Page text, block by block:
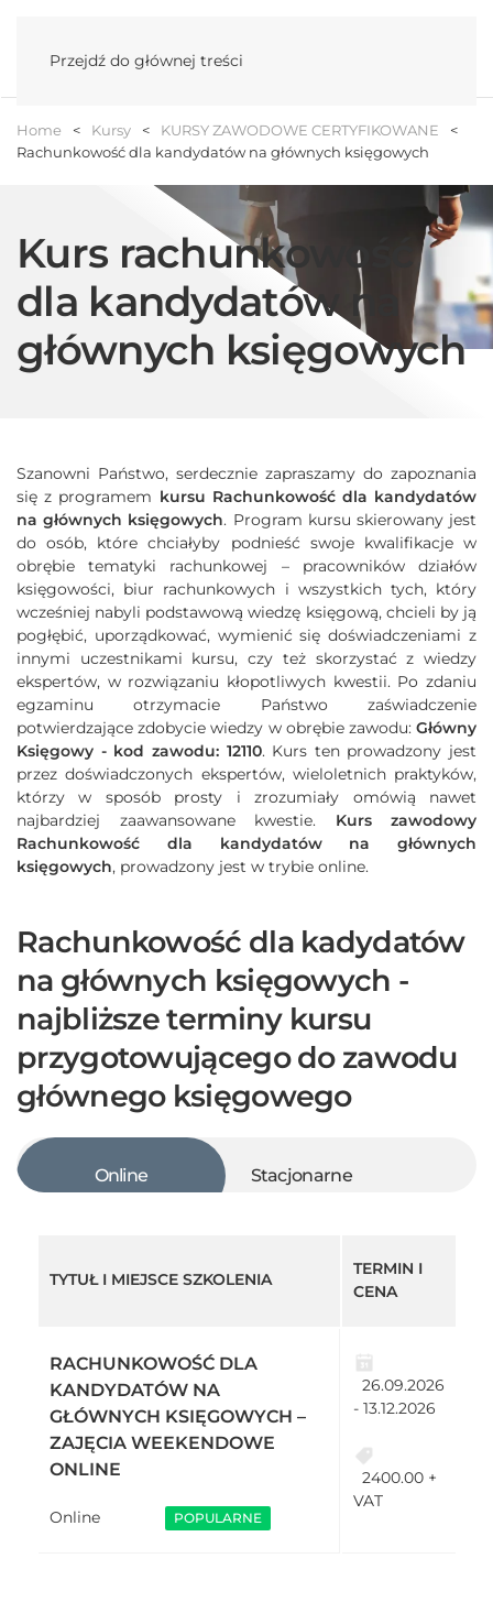
Przejdź do głównej treści
Home Kursy
KURSY ZAWODOWE CERTYFIKOWANE
Rachunkowość dla kandydatów na głównych księgowych
Kurs rachunkowość
dla kandydatów na
głównych księgowych
Szanowni Państwo, serdecznie zapraszamy do zapoznania
się z programem kursu Rachunkowość dla kandydatów
na głównych księgowych. Program kursu skierowany jest
do osób, które chciałyby podnieść swoje kwalifikacje w
obrębie tematyki rachunkowej – pracowników działów
księgowości, biur rachunkowych i wszystkich tych, który
wcześniej nabyli podstawową wiedzę księgową, chcieli by ją
pogłębić, uporządkować, wymienić się doświadczeniami z
innymi uczestnikami kursu, czy też skorzystać z wiedzy
ekspertów, w rozwiązaniu kłopotliwych kwestii. Po zdaniu
egzaminu otrzymacie Państwo zaświadczenie
potwierdzające zdobycie wiedzy w obrębie zawodu: Główny
Księgowy - kod zawodu: 12110. Kurs ten prowadzony jest
przez doświadczonych ekspertów, wieloletnich praktyków,
którzy w sposób prosty i zrozumiały omówią nawet
najbardziej zaawansowane kwestie. Kurs zawodowy
Rachunkowość dla kandydatów na głównych
księgowych, prowadzony jest w trybie online.
Rachunkowość dla kadydatów
na głównych księgowych -
najbliższe terminy kursu
przygotowującego do zawodu
głównego księgowego
Online Stacjonarne
TYTUŁ I MIEJSCE SZKOLENIA
TERMIN I
CENA
RACHUNKOWOŚĆ DLA
KANDYDATÓW NA
GŁÓWNYCH KSIĘGOWYCH –
ZAJĘCIA WEEKENDOWE
ONLINE
Online POPULARNE
26.09.2026
- 13.12.2026
2400.00 +
VAT